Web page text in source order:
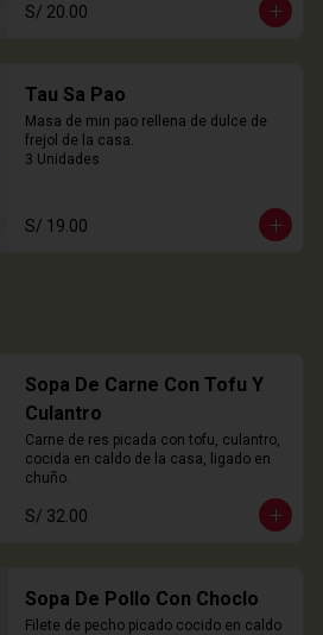
S/ 20.00
Tau Sa Pao
Masa de min pao rellena de dulce de
frejol de la casa.
3 Unidades
S/ 19.00
Sopa De Carne Con Tofu Y
Culantro
Carne de res picada con tofu, culantro,
cocida en caldo de la casa, ligado en
chuño.
S/ 32.00
Sopa De Pollo Con Choclo
Filete de pecho picado cocido en caldo